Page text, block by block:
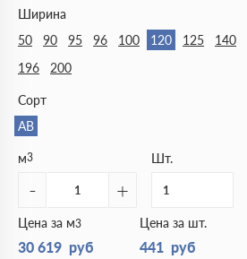
Ширина
50
90 95 96 100 120 125 140
196
200
Сорт
АВ
м3
- +
Шт.
Цена за м3
30 619 руб
Цена за шт.
441 руб